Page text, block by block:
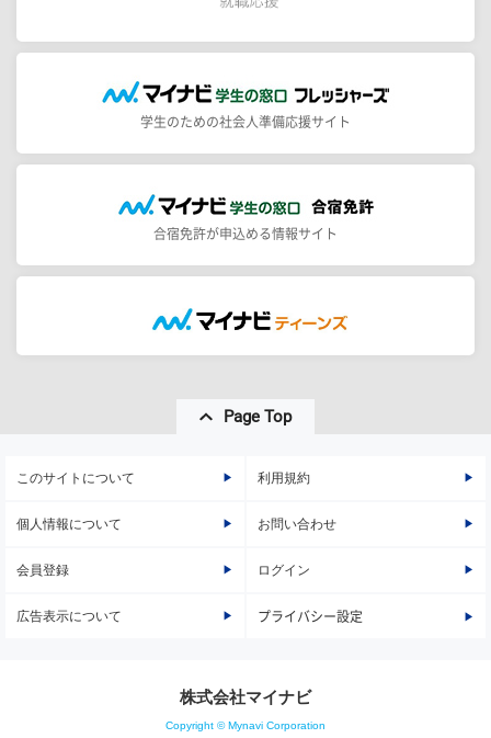
学生のための社会人準備応援サイト
合宿免許が申込める情報サイト
Page Top
このサイトについて 利用規約
個人情報について お問い合わせ
会員登録 ログイン
広告表示について プライバシー設定
株式会社マイナビ
Copyright © Mynavi Corporation